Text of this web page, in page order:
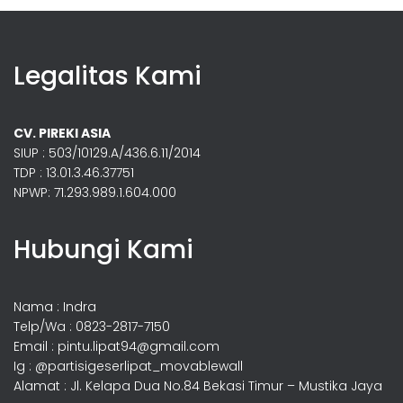
Legalitas Kami
CV. PIREKI ASIA
SIUP : 503/10129.A/436.6.11/2014
TDP : 13.01.3.46.37751
NPWP: 71.293.989.1.604.000
Hubungi Kami
Nama : Indra
Telp/Wa : 0823-2817-7150
Email : pintu.lipat94@gmail.com
Ig : @partisigeserlipat_movablewall
Alamat : Jl. Kelapa Dua No.84 Bekasi Timur – Mustika Jaya